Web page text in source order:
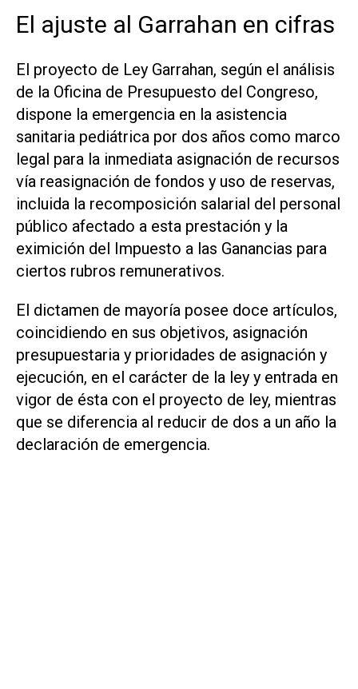
El ajuste al Garrahan en cifras
El proyecto de Ley Garrahan, según el análisis
de la Oficina de Presupuesto del Congreso,
dispone la emergencia en la asistencia
sanitaria pediátrica por dos años como marco
legal para la inmediata asignación de recursos
vía reasignación de fondos y uso de reservas,
incluida la recomposición salarial del personal
público afectado a esta prestación y la
eximición del Impuesto a las Ganancias para
ciertos rubros remunerativos.
El dictamen de mayoría posee doce artículos,
coincidiendo en sus objetivos, asignación
presupuestaria y prioridades de asignación y
ejecución, en el carácter de la ley y entrada en
vigor de ésta con el proyecto de ley, mientras
que se diferencia al reducir de dos a un año la
declaración de emergencia.